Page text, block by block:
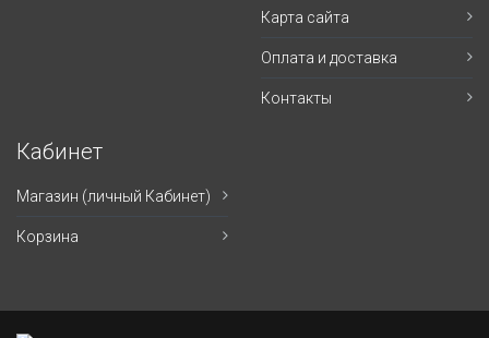
Карта сайта
Оплата и доставка
Контакты
Кабинет
Магазин (личный Кабинет)
Корзина